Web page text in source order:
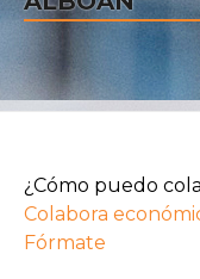
¿Cómo puedo
Colabora
Fórmate